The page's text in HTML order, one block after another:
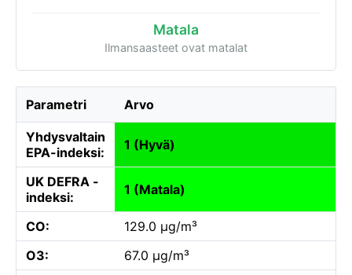
Matala
Ilmansaasteet ovat matalat
Parametri Arvo
Yhdysvaltain
EPA-indeksi:
1 (Hyvä)
UK DEFRA -
indeksi:
1 (Matala)
CO:
129.0 µg/m³
O3:
67.0 µg/m³